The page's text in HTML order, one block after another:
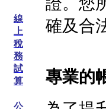
線
上
稅
務
試
算
公
確及合
專業的